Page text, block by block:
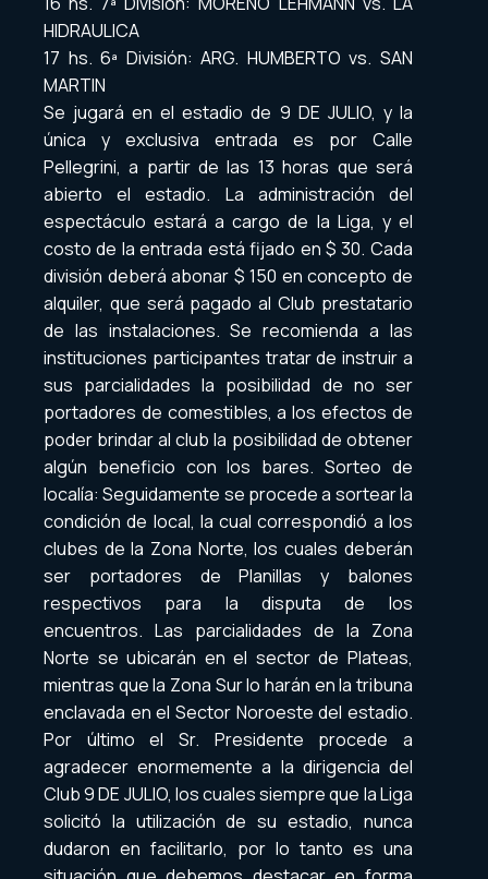
HIDRAULICA
17 hs. 6ª División: ARG. HUMBERTO vs. SAN
MARTIN
Se jugará en el estadio de 9 DE JULIO, y la
única y exclusiva entrada es por Calle
Pellegrini, a partir de las 13 horas que será
abierto el estadio. La administración del
espectáculo estará a cargo de la Liga, y el
costo de la entrada está fijado en $ 30. Cada
división deberá abonar $ 150 en concepto de
alquiler, que será pagado al Club prestatario
de las instalaciones. Se recomienda a las
instituciones participantes tratar de instruir a
sus parcialidades la posibilidad de no ser
portadores de comestibles, a los efectos de
poder brindar al club la posibilidad de obtener
algún beneficio con los bares. Sorteo de
localía: Seguidamente se procede a sortear la
condición de local, la cual correspondió a los
clubes de la Zona Norte, los cuales deberán
ser portadores de Planillas y balones
respectivos para la disputa de los
encuentros. Las parcialidades de la Zona
Norte se ubicarán en el sector de Plateas,
mientras que la Zona Sur lo harán en la tribuna
enclavada en el Sector Noroeste del estadio.
Por último el Sr. Presidente procede a
agradecer enormemente a la dirigencia del
Club 9 DE JULIO, los cuales siempre que la Liga
solicitó la utilización de su estadio, nunca
dudaron en facilitarlo, por lo tanto es una